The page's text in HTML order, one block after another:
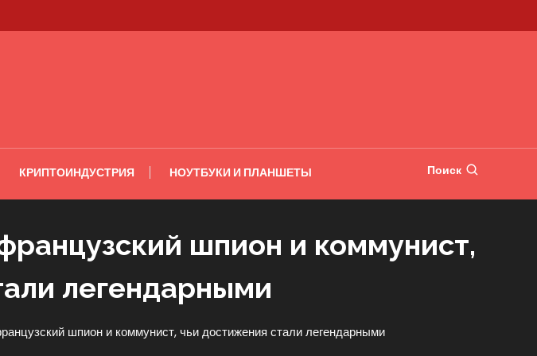
КРИПТОИНДУСТРИЯ НОУТБУКИ И ПЛАНШЕТЫ Поиск
шпион и коммунист,
легендарными
шпион и коммунист, чьи достижения стали легендарными